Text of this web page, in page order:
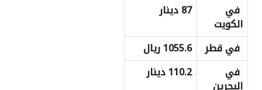
في
الكويت
87 دينار
في قطر
1055.6 ريال
في
البحرين
110.2 دينار